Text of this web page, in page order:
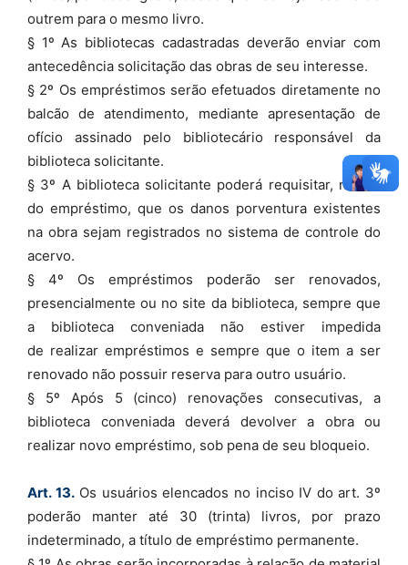
outrem para o mesmo livro.
§ 1º As bibliotecas cadastradas deverão enviar com
antecedência solicitação das obras de seu interesse.
§ 2º Os empréstimos serão efetuados diretamente no
balcão de atendimento, mediante apresentação de
ofício assinado pelo bibliotecário responsável da
biblioteca solicitante.
§ 3º A biblioteca solicitante poderá requisitar, no ato
do empréstimo, que os danos porventura existentes
na obra sejam registrados no sistema de controle do
acervo.
§ 4º Os empréstimos poderão ser renovados,
presencialmente ou no site da biblioteca, sempre que
a biblioteca conveniada não estiver impedida
de realizar empréstimos e sempre que o item a ser
renovado não possuir reserva para outro usuário.
§ 5º Após 5 (cinco) renovações consecutivas, a
biblioteca conveniada deverá devolver a obra ou
realizar novo empréstimo, sob pena de seu bloqueio.
Art. 13.Os usuários elencados no inciso IV do art. 3º
poderão manter até 30 (trinta) livros, por prazo
indeterminado, a título de empréstimo permanente.